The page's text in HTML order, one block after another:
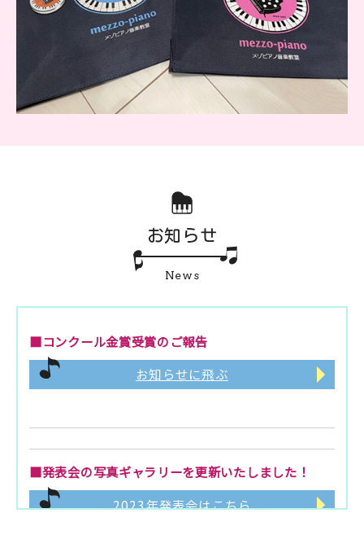
お知らせ
News
■コンクール金賞受賞のご報告
お知らせに飛ぶ
■発表会の写真ギャラリーを更新いたしました！
2023年発表会はこちら